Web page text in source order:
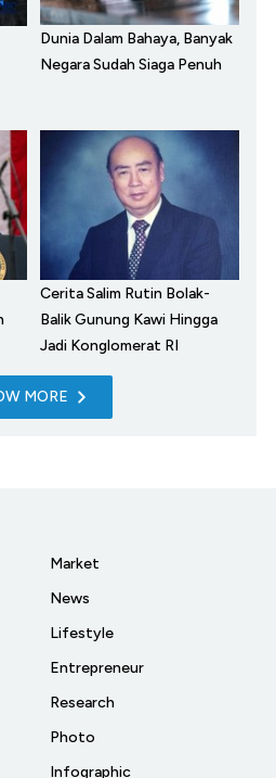
Dunia Dalam Bahaya, Banyak
Negara Sudah Siaga Penuh
Cerita Salim Rutin Bolak-
Balik Gunung Kawi Hingga
Jadi Konglomerat RI
MORE
Market
News
Lifestyle
Entrepreneur
Research
Photo
Infographic